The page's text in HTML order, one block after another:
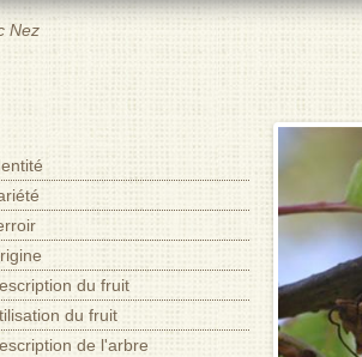
Nez
du fruit
du fruit
de l'arbre